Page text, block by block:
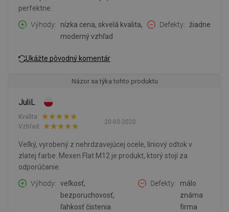
perfektne.
Výhody
nízka cena, skvelá kvalita,
moderný vzhľad
Defekty žiadne
Ukážte pôvodný komentár
Názor sa týka tohto produktu
JuliL
20-03-2020
Kvalita:
Vzhľad:
Veľký, vyrobený z nehrdzavejúcej ocele, líniový odtok v
zlatej farbe. Mexen Flat M12 je produkt, ktorý stojí za
odporúčanie.
Výhody
veľkosť,
bezporuchovosť,
ľahkosť čistenia
Defekty
málo
známa
firma